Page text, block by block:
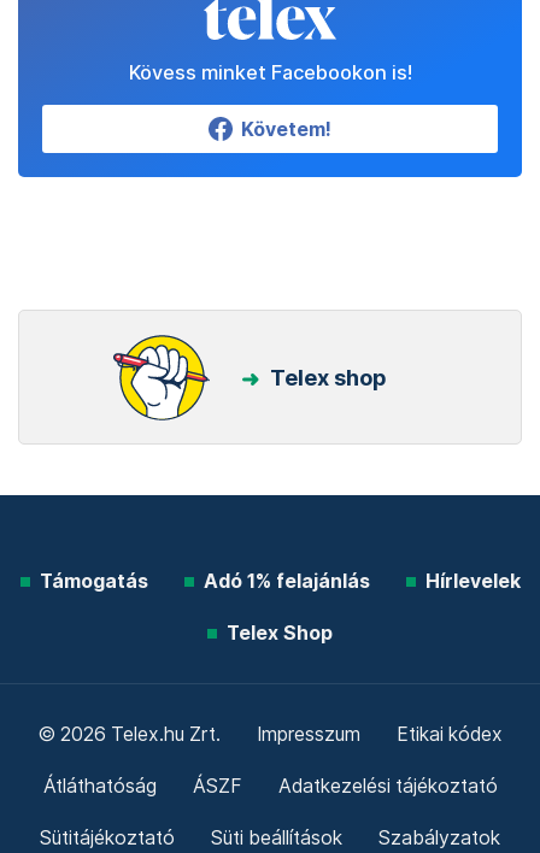
Kövess minket Facebookon is!
Követem!
Telex shop
Támogatás Adó 1% felajánlás Hírlevelek
Telex Shop
© 2026 Telex.hu Zrt. Impresszum Etikai kódex
Átláthatóság ÁSZF Adatkezelési tájékoztató
Sütitájékoztató Süti beállítások Szabályzatok